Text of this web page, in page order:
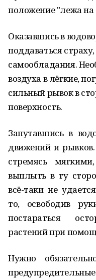
положение "лежа на
Оказавшись в
поддаваться
самообладания.
воздуха в лёгкие,
сильный рывок в
поверхность.
Запутавшись в
движений и
стремясь
выплыть в ту
всё-таки не
то, освободив
постараться
растений при
Нужно